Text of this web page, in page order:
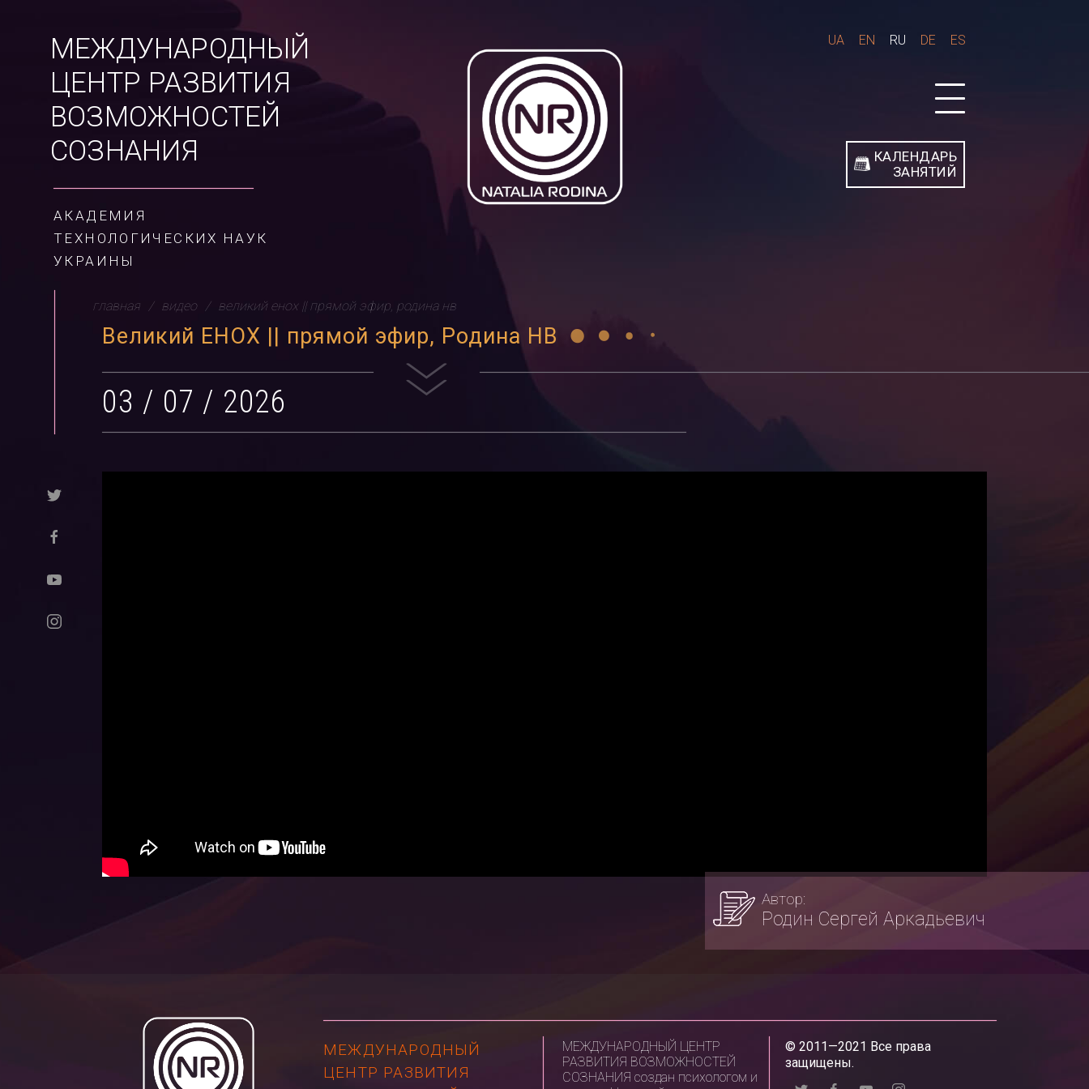
МЕЖДУНАРОДНЫЙ
ЦЕНТР РАЗВИТИЯ
ВОЗМОЖНОСТЕЙ
СОЗНАНИЯ
АКАДЕМИЯ
ТЕХНОЛОГИЧЕСКИХ НАУК
УКРАИНЫ
UA EN RU DE ES
КАЛЕНДАРЬ
ЗАНЯТИЙ
главная видео великий енох || прямой эфир, родина нв
Великий ЕНОХ || прямой эфир, Родина НВ
03 / 07 / 2026
Автор:
Родин Сергей Аркадьевич
МЕЖДУНАРОДНЫЙ
ЦЕНТР РАЗВИТИЯ
МЕЖДУНАРОДНЫЙ ЦЕНТР
РАЗВИТИЯ ВОЗМОЖНОСТЕЙ
СОЗНАНИЯ создан психологом и
© 2011—2021 Все права
защищены.